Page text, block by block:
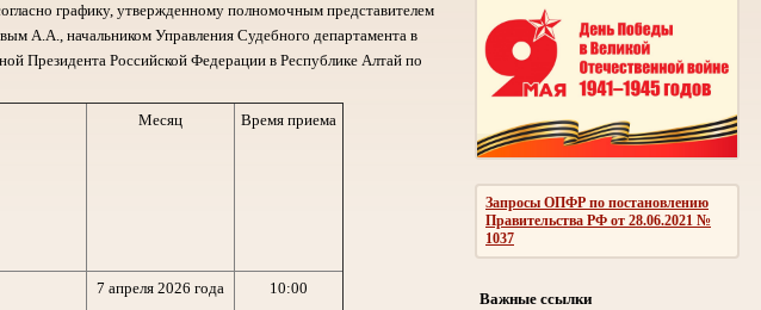
Запросы ОПФР по постановлению
Правительства РФ от 28.06.2021 №
1037
Важные ссылки
графику, утвержденному полномочным представителем
А.А., начальником Управления Судебного департамента в
Президента Российской Федерации в Республике Алтай по
Месяц Время приема
7 апреля 2026 года 10:00